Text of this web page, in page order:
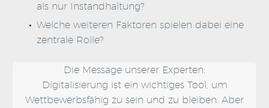
als nur Instandhaltung?
Welche weiteren Faktoren spielen dabei eine
zentrale Rolle?
Die Message unserer Experten:
Digitalisierung ist ein wichtiges Tool, um
Wettbewerbsfähig zu sein und zu bleiben. Aber